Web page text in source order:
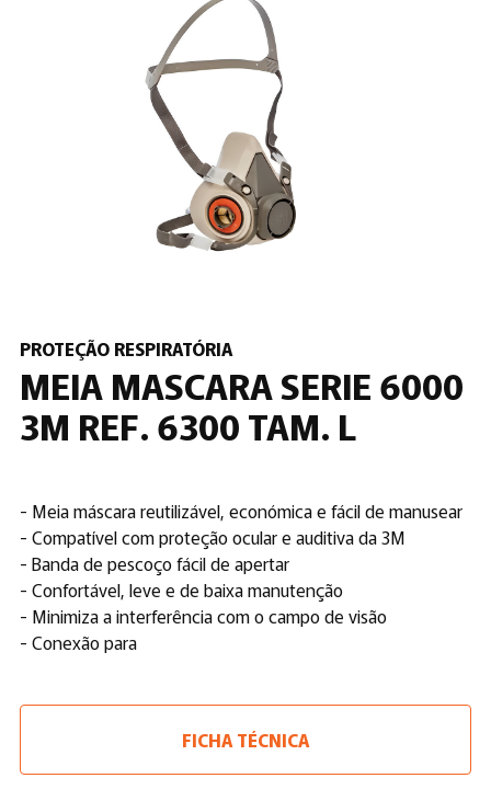
PROTEÇÃO RESPIRATÓRIA
MEIA MASCARA SERIE 6000
3M REF. 6300 TAM. L
- Meia máscara reutilizável, económica e fácil de manusear
- Compatível com proteção ocular e auditiva da 3M
- Banda de pescoço fácil de apertar
- Confortável, leve e de baixa manutenção
- Minimiza a interferência com o campo de visão
- Conexão para
FICHA TÉCNICA